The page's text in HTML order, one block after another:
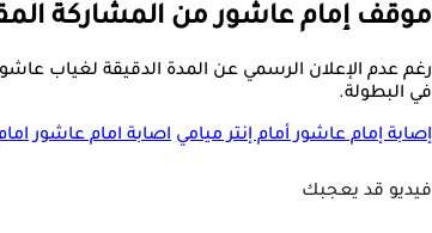
موقف إمام عاشور من المشاركة
رغم عدم الإعلان الرسمي عن المدة الدقيقة لغياب
في البطولة.
إصابة إمام عاشور أمام إنتر ميامي اصابة امام عاشور
فيديو قد يعجبك